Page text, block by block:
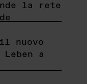
la rete
nuovo
a